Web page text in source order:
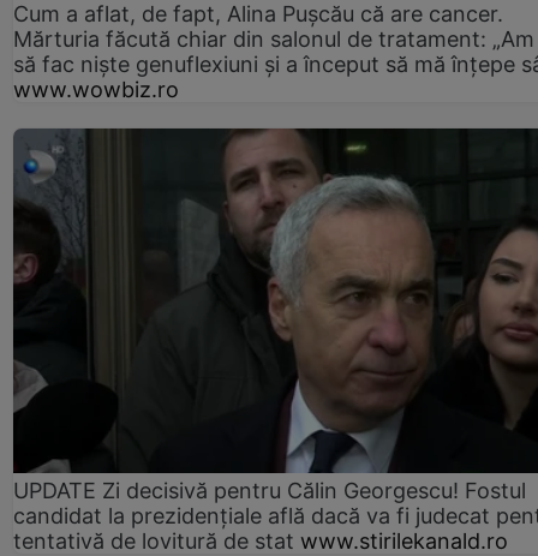
Cum a aflat, de fapt, Alina Pușcău că are cancer.
Mărturia făcută chiar din salonul de tratament:
să fac niște genuflexiuni și a început să mă înțepe
www.wowbiz.ro
UPDATE Zi decisivă pentru Călin Georgescu! Fostul
candidat la prezidențiale află dacă va fi judecat
tentativă de lovitură de stat www.stirilekanald.ro